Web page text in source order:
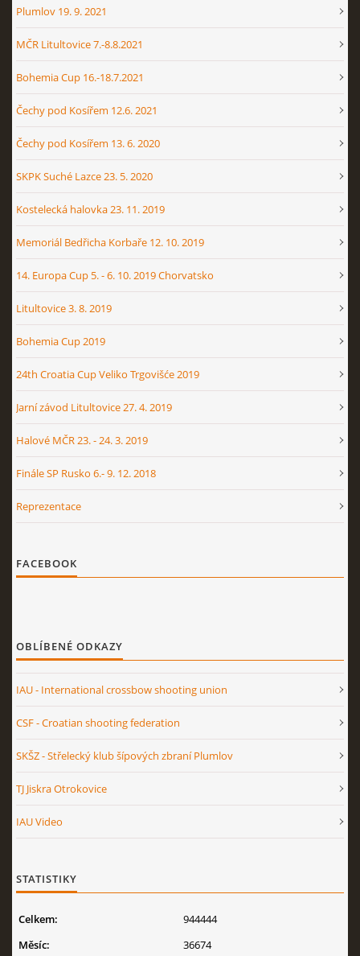
Plumlov 19. 9. 2021
MČR Litultovice 7.-8.8.2021
Bohemia Cup 16.-18.7.2021
Čechy pod Kosířem 12.6. 2021
Čechy pod Kosířem 13. 6. 2020
SKPK Suché Lazce 23. 5. 2020
Kostelecká halovka 23. 11. 2019
Memoriál Bedřicha Korbaře 12. 10. 2019
14. Europa Cup 5. - 6. 10. 2019 Chorvatsko
Litultovice 3. 8. 2019
Bohemia Cup 2019
24th Croatia Cup Veliko Trgovišće 2019
Jarní závod Litultovice 27. 4. 2019
Halové MČR 23. - 24. 3. 2019
Finále SP Rusko 6.- 9. 12. 2018
Reprezentace
FACEBOOK
OBLÍBENÉ ODKAZY
IAU - International crossbow shooting union
CSF - Croatian shooting federation
SKŠZ - Střelecký klub šípových zbraní Plumlov
TJ Jiskra Otrokovice
IAU Video
STATISTIKY
Celkem:
944444
Měsíc:
36674